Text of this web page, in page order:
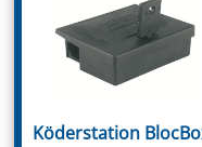
Köderstation